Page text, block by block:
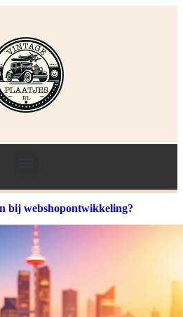
bij webshopontwikkeling?